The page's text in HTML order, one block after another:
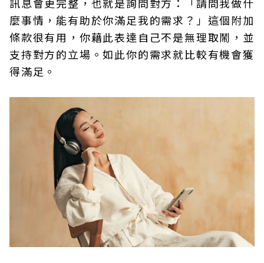
麼事情，能有助於你滿足我的需求？」這個附加
條款很有用，你藉此表達自己不是無理取鬧，並
支持對方的立場。如此你的需求就比較有機會獲
得滿足。